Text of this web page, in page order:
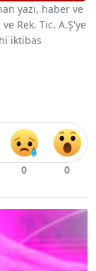
yazı, haber ve
Rek. Tic. A.Ş'ye
iktibas